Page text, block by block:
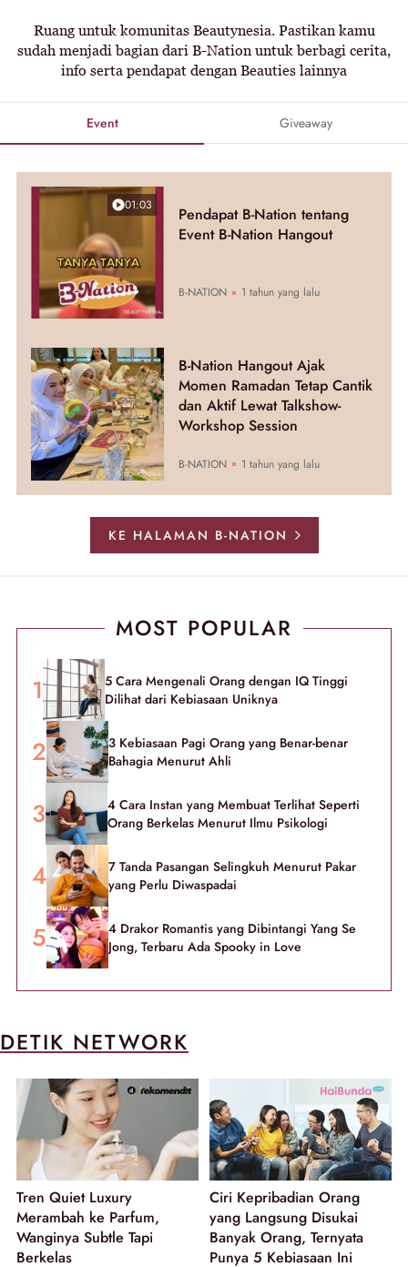
Ruang untuk komunitas Beautynesia. Pastikan kamu
sudah menjadi bagian dari B-Nation untuk berbagi cerita,
info serta pendapat dengan Beauties lainnya
Event Giveaway
01:03
Pendapat B-Nation tentang
Event B-Nation Hangout
B-NATION 1 tahun yang lalu
B-Nation Hangout Ajak
Momen Ramadan Tetap Cantik
dan Aktif Lewat Talkshow-
Workshop Session
B-NATION 1 tahun yang lalu
KE HALAMAN B-NATION
MOST POPULAR
5 Cara Mengenali Orang dengan IQ Tinggi
Dilihat dari Kebiasaan Uniknya
3 Kebiasaan Pagi Orang yang Benar-benar
Bahagia Menurut Ahli
4 Cara Instan yang Membuat Terlihat Seperti
Orang Berkelas Menurut Ilmu Psikologi
7 Tanda Pasangan Selingkuh Menurut Pakar
yang Perlu Diwaspadai
4 Drakor Romantis yang Dibintangi Yang Se
Jong, Terbaru Ada Spooky in Love
DETIK NETWORK
Tren Quiet Luxury
Merambah ke Parfum,
Wanginya Subtle Tapi
Berkelas
Ciri Kepribadian Orang
yang Langsung Disukai
Banyak Orang, Ternyata
Punya 5 Kebiasaan Ini